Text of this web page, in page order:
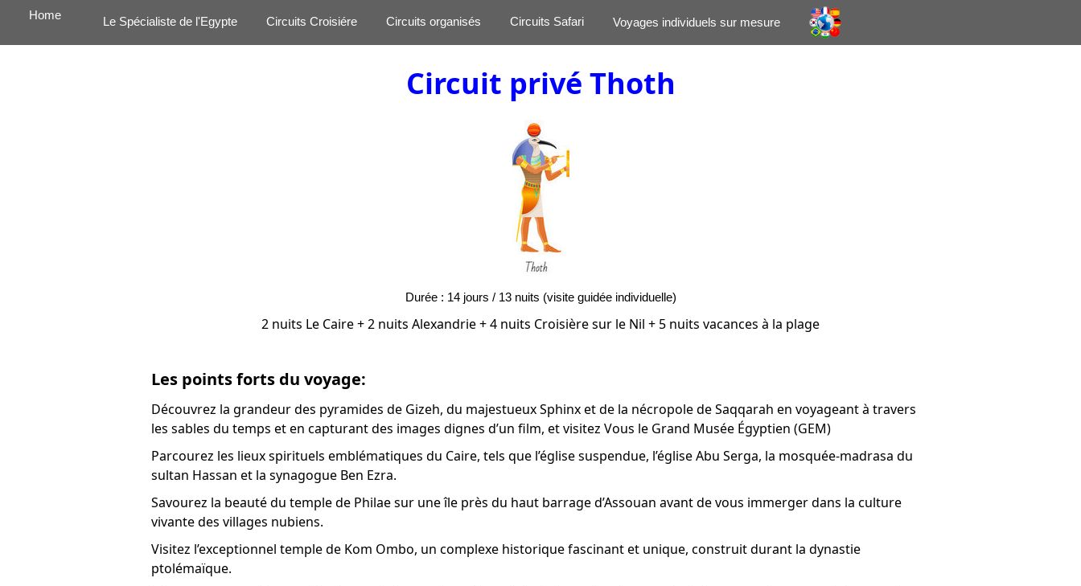
Home Le Spécialiste de l'Egypte Circuits Croisiére Circuits organisés Circuits Safari Voyages individuels sur mesure
Circuit privé Thoth
Durée : 14 jours / 13 nuits (visite guidée individuelle)
2 nuits Le Caire + 2 nuits Alexandrie + 4 nuits Croisière sur le Nil + 5 nuits vacances à la plage
Les points forts du voyage:
Découvrez la grandeur des pyramides de Gizeh, du majestueux Sphinx et de la nécropole de Saqqarah en voyageant à travers
les sables du temps et en capturant des images dignes d’un film, et visitez Vous le Grand Musée Égyptien (GEM)
Parcourez les lieux spirituels emblématiques du Caire, tels que l’église suspendue, l’église Abu Serga, la mosquée-madrasa du
sultan Hassan et la synagogue Ben Ezra.
Savourez la beauté du temple de Philae sur une île près du haut barrage d’Assouan avant de vous immerger dans la culture
vivante des villages nubiens.
Visitez l’exceptionnel temple de Kom Ombo, un complexe historique fascinant et unique, construit durant la dynastie
ptolémaïque.